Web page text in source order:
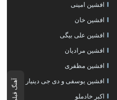
آهنگ قبلی
افشین امینی
افشین خان
افشین علی بیگی
افشین مرادیان
افشین مظفری
افشین یوسفی و دی جی دینیار
اکبر خادملو